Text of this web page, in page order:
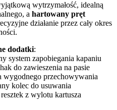
wytrzymałość, idealną
a hartowany pręt
działanie przez cały okres
dodatki:
system zapobiegania kapaniu
do zawieszenia na pasie
wygodnego przechowywania
kolec do usuwania
z wylotu kartusza